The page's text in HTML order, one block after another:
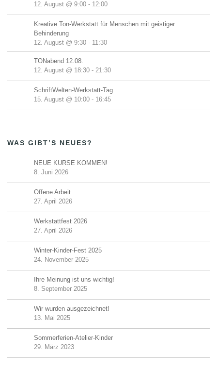
12. August @ 9:00 - 12:00
Kreative Ton-Werkstatt für Menschen mit geistiger
Behinderung
12. August @ 9:30 - 11:30
TONabend 12.08.
12. August @ 18:30 - 21:30
SchriftWelten-Werkstatt-Tag
15. August @ 10:00 - 16:45
WAS GIBT’S NEUES?
NEUE KURSE KOMMEN!
8. Juni 2026
Offene Arbeit
27. April 2026
Werkstattfest 2026
27. April 2026
Winter-Kinder-Fest 2025
24. November 2025
Ihre Meinung ist uns wichtig!
8. September 2025
Wir wurden ausgezeichnet!
13. Mai 2025
Sommerferien-Atelier-Kinder
29. März 2023